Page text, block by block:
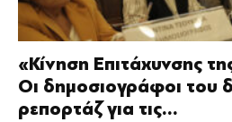
«Κίνηση Επιτάχυνσης
Οι δημοσιογράφοι του
ρεπορτάζ για τις...